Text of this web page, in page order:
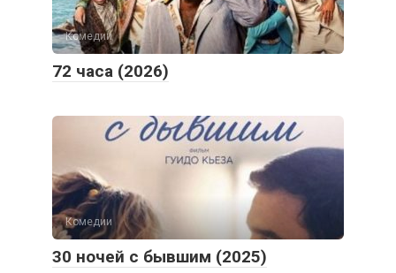
Комедии
72 часа (2026)
Комедии
30 ночей с бывшим (2025)